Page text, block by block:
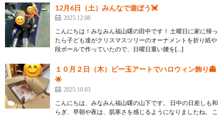
12月6日（土）みんなで遊ぼう💓
2025.12.08
こんにちは！みなみん福山曙の田中です！ 土曜日に家に帰っ
たら子ども達がクリスマスツリーのオーナメントを折り紙や
段ボールで作っていたので、日曜日重い腰を[…]
１０月２日（木）ビー玉アートでハロウィン飾り👻
🌟
2025.10.03
こんにちは、みなみん福山曙の山下です。 日中の日差しも和
らぎ、早朝や夜は、肌寒さを感じるようになりましたね。 こ